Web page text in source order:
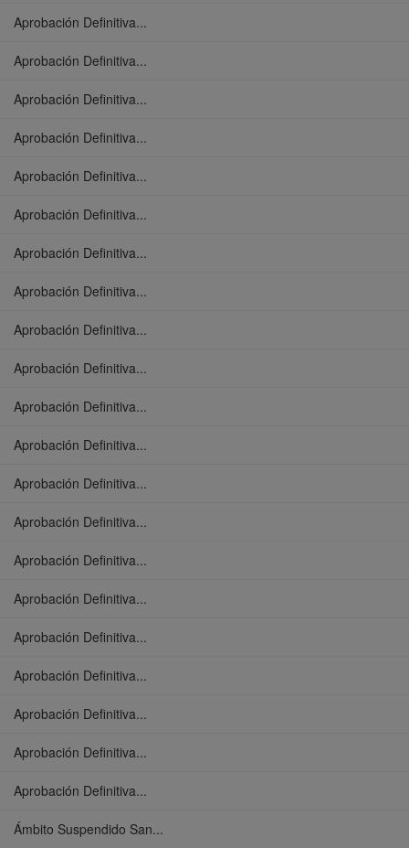
Aprobación Definitiva...
Aprobación Definitiva...
Aprobación Definitiva...
Aprobación Definitiva...
Aprobación Definitiva...
Aprobación Definitiva...
Aprobación Definitiva...
Aprobación Definitiva...
Aprobación Definitiva...
Aprobación Definitiva...
Aprobación Definitiva...
Aprobación Definitiva...
Aprobación Definitiva...
Aprobación Definitiva...
Aprobación Definitiva...
Aprobación Definitiva...
Aprobación Definitiva...
Aprobación Definitiva...
Aprobación Definitiva...
Aprobación Definitiva...
Aprobación Definitiva...
Ámbito Suspendido San...